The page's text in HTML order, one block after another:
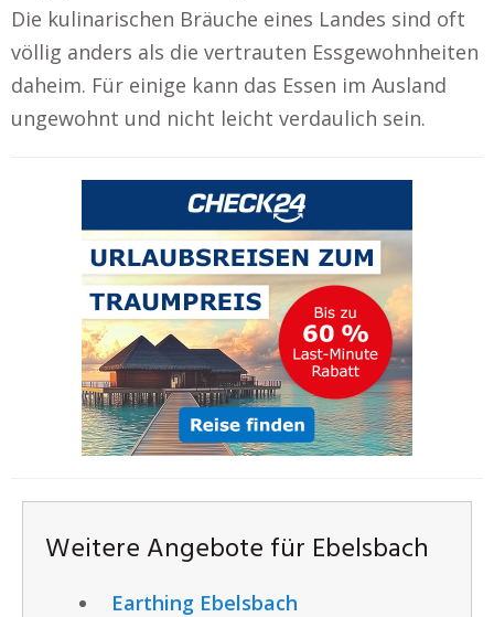
Die kulinarischen Bräuche eines Landes sind oft
völlig anders als die vertrauten Essgewohnheiten
daheim. Für einige kann das Essen im Ausland
ungewohnt und nicht leicht verdaulich sein.
Weitere Angebote für Ebelsbach
Earthing Ebelsbach